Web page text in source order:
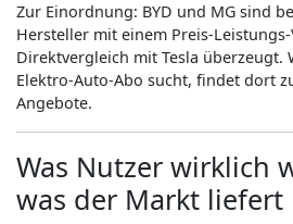
Zur Einordnung: BYD und MG sind
Hersteller mit einem Preis-
Direktvergleich mit Tesla überzeugt.
Elektro-Auto-Abo sucht, findet dort
Angebote.
Was Nutzer wirklich
was der Markt liefert